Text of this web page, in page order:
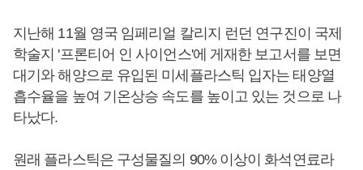
지난해 11월 영국 임페리얼 칼리지 런던 연구진이 국제
학술지 '프론티어 인 사이언스'에 게재한 보고서를 보면
대기와 해양으로 유입된 미세플라스틱 입자는 태양열
흡수율을 높여 기온상승 속도를 높이고 있는 것으로 나
타났다.
원래 플라스틱은 구성물질의 90% 이상이 화석연료라